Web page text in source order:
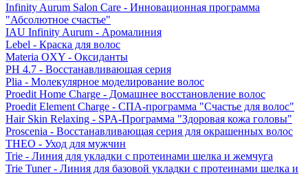
Infinity Aurum Salon Care - Инновационная программа
"Абсолютное счастье"
IAU Infinity Aurum - Аромалиния
Lebel - Краска для волос
Materia OXY - Оксиданты
PH 4.7 - Восстанавливающая серия
Plia - Молекулярное моделирование волос
Proedit Home Charge - Домашнее восстановление волос
Proedit Element Charge - СПА-программа "Счастье для волос"
Hair Skin Relaxing - SPA-Программа "Здоровая кожа головы"
Proscenia - Восстанавливающая серия для окрашенных волос
THEO - Уход для мужчин
Trie - Линия для укладки с протеинами шелка и жемчуга
Trie Tuner - Линия для базовой укладки с протеинами шелка и